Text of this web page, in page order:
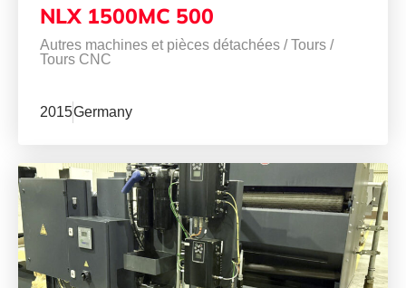
NLX 1500MC 500
Autres machines et pièces détachées /Tours /
Tours CNC
2015Germany